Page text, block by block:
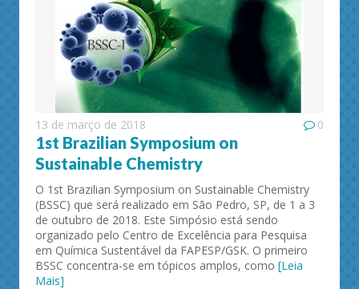
13 de março de 2018 0
1st Brazilian Symposium on
Sustainable Chemistry
O 1st Brazilian Symposium on Sustainable Chemistry
(BSSC) que será realizado em São Pedro, SP, de 1 a 3
de outubro de 2018. Este Simpósio está sendo
organizado pelo Centro de Excelência para Pesquisa
em Química Sustentável da FAPESP/GSK. O primeiro
BSSC concentra-se em tópicos amplos, como [Leia
Mais]